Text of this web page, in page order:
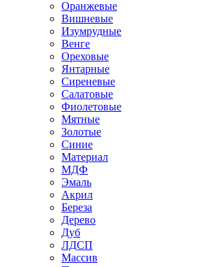
Оранжевые
Вишневые
Изумрудные
Венге
Ореховые
Янтарные
Сиреневые
Салатовые
Фиолетовые
Мятные
Золотые
Синие
Материал
МДФ
Эмаль
Акрил
Береза
Дерево
Дуб
ЛДСП
Массив